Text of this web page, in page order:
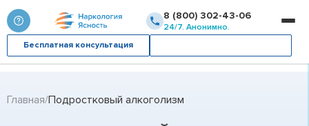
8 (800) 302-43-06
24/7. Анонимно.
Бесплатная консультация
Главная Подростковый алкоголизм